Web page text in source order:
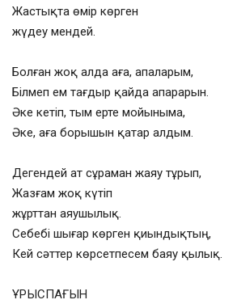
Жастықта өмір көрген
жүдеу мендей.
Болған жоқ алда аға, апаларым,
Білмеп ем тағдыр қайда апарарын.
Әке кетіп, тым ерте мойыныма,
Әке, аға борышын қатар алдым.
Дегендей ат сұраман жаяу тұрып,
Жазғам жоқ күтіп
жұрттан аяушылық.
Себебі шығар көрген қиындықтың,
Кей сәттер көрсетпесем баяу қылық.
ҰРЫСПАҒЫН